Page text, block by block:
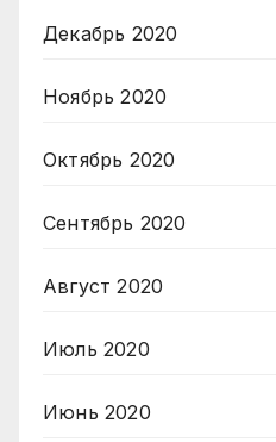
Декабрь 2020
Ноябрь 2020
Октябрь 2020
Сентябрь 2020
Август 2020
Июль 2020
Июнь 2020